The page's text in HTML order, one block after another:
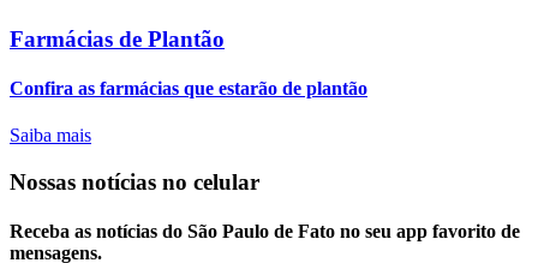
Farmácias de Plantão
Confira as farmácias que estarão de plantão
Saiba mais
Nossas notícias no celular
Receba as notícias do São Paulo de Fato no seu app favorito de
mensagens.